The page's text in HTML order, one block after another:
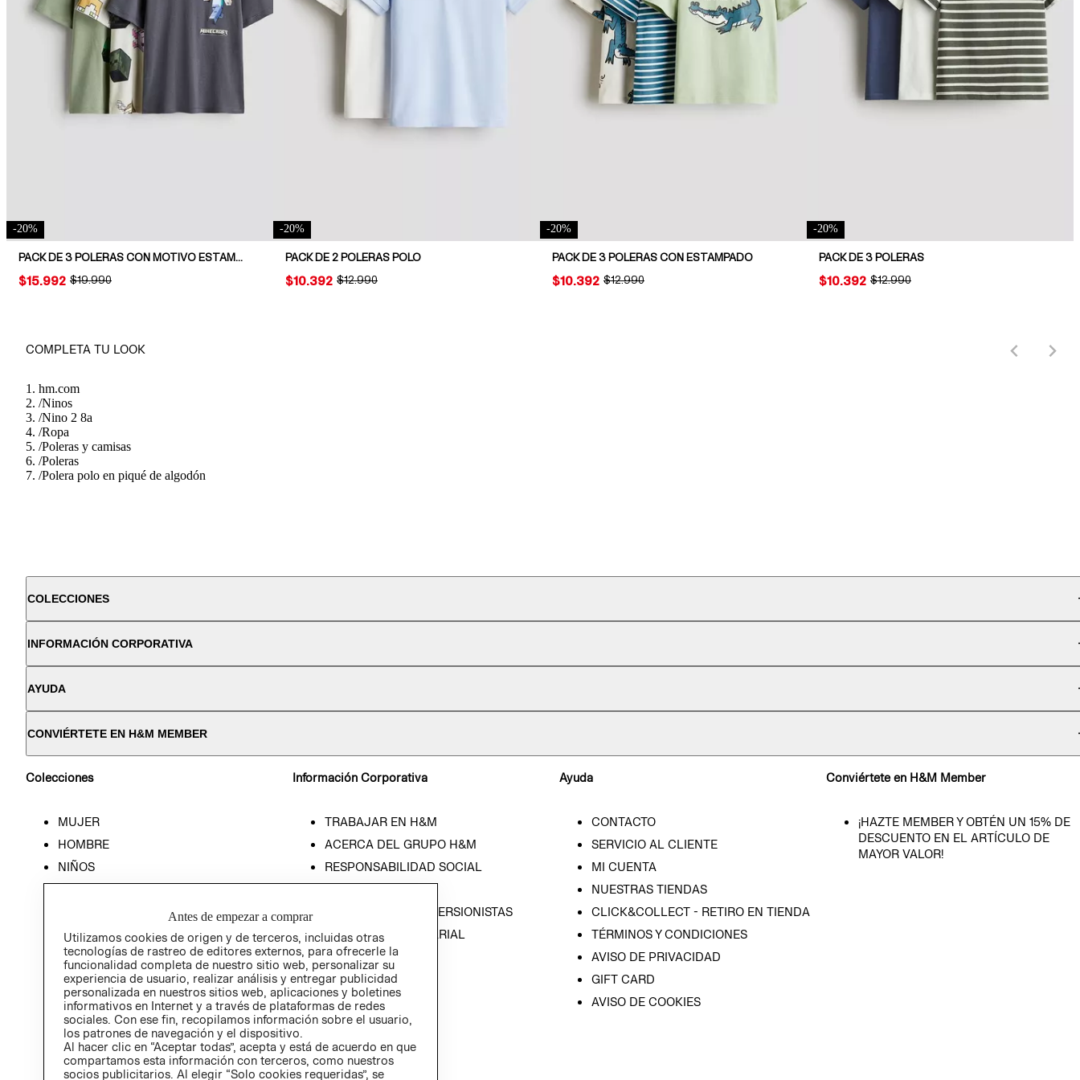
-20%
PACK DE 3 POLERAS CON MOTIVO ESTAMPADO
ORIGINAL PRICE:
$19.990
PRICE:
$15.992
-20%
PACK DE 2 POLERAS POLO
ORIGINAL PRICE:
$12.990
PRICE:
$10.392
-20%
PACK DE 3 POLERAS CON ESTAMPADO
ORIGINAL PRICE:
$12.990
PRICE:
$10.392
-20%
PACK DE 3 POLERAS
ORIGINAL PRICE:
$12.990
PRICE:
$10.392
COMPLETA TU LOOK
hm.com
/Ninos
/Nino 2 8a
/Ropa
/Poleras y camisas
/Poleras
/Polera polo en piqué de algodón
COLECCIONES
INFORMACIÓN CORPORATIVA
AYUDA
CONVIÉRTETE EN H&M MEMBER
Colecciones
MUJER
HOMBRE
NIÑOS
Información Corporativa
TRABAJAR EN H&M
ACERCA DEL GRUPO H&M
RESPONSABILIDAD SOCIAL
RELACIÓN CON INVERSIONISTAS
POLÍTICA EMPRESARIAL
Ayuda
CONTACTO
SERVICIO AL CLIENTE
MI CUENTA
NUESTRAS TIENDAS
CLICK&COLLECT - RETIRO EN TIENDA
TÉRMINOS Y CONDICIONES
AVISO DE PRIVACIDAD
GIFT CARD
AVISO DE COOKIES
Conviértete en H&M Member
¡HAZTE MEMBER Y OBTÉN UN 15% DE
DESCUENTO EN EL ARTÍCULO DE
MAYOR VALOR!
Antes de empezar a comprar
Utilizamos cookies de origen y de terceros, incluidas otras
tecnologías de rastreo de editores externos, para ofrecerle la
funcionalidad completa de nuestro sitio web, personalizar su
experiencia de usuario, realizar análisis y entregar publicidad
personalizada en nuestros sitios web, aplicaciones y boletines
informativos en Internet y a través de plataformas de redes
sociales. Con ese fin, recopilamos información sobre el usuario,
los patrones de navegación y el dispositivo.
Al hacer clic en “Aceptar todas”, acepta y está de acuerdo en que
compartamos esta información con terceros, como nuestros
socios publicitarios. Al elegir “Solo cookies requeridas”, se